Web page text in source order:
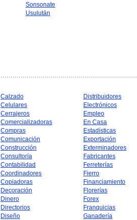
Sonsonate
Usulután
Calzado
Celulares
Cerrajeros
Comercializadoras
Compras
Comunicación
Construcción
Consultoría
Contabilidad
Coordinadores
Copiadoras
Decoración
Dinero
Directorios
Diseño
Distribuidores
Electrónicos
Empleo
En Casa
Estadísticas
Exportación
Exterminadores
Fabricantes
Ferreterías
Fierro
Financiamiento
Florerías
Forex
Franquicias
Ganadería